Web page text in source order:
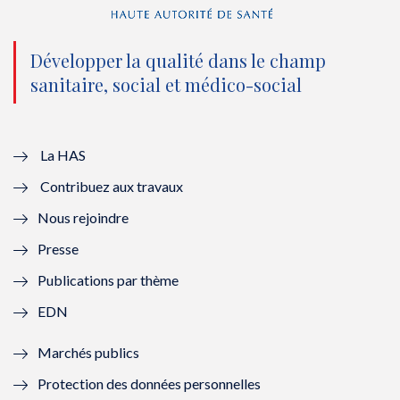
n
o
u
l
l
f
n
ê
(
n
o
e
e
n
n
o
u
ê
(
n
o
Développer la qualité dans le champ
sanitaire, social et médico-social
La HAS
Contribuez aux travaux
Nous rejoindre
Presse
Publications par thème
EDN
Marchés publics
Protection des données personnelles